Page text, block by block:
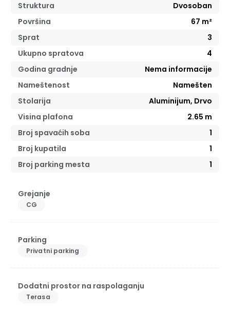
Struktura
Dvosoban
Površina
67 m²
Sprat
3
Ukupno spratova
4
Godina gradnje
Nema informacije
Nameštenost
Namešten
Stolarija
Aluminijum, Drvo
Visina plafona
2.65 m
Broj spavaćih soba
1
Broj kupatila
1
Broj parking mesta
1
Grejanje
CG
Parking
Privatni parking
Dodatni prostor na raspolaganju
Terasa